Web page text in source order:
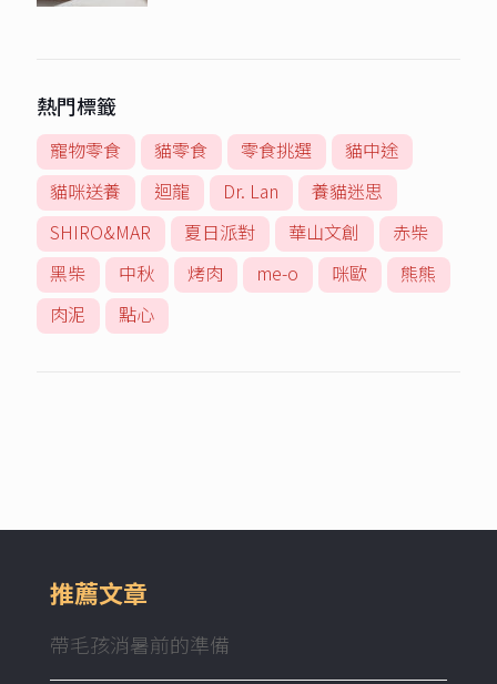
熱門標籤
寵物零食 貓零食 零食挑選
貓中途
貓咪送養
迴龍 Dr. Lan
養貓迷思
SHIRO&MAR
夏日派對 華山文創
赤柴
黑柴
中秋 烤肉 me-o 咪歐
熊熊
肉泥
點心
推薦文章
帶毛孩消暑前的準備